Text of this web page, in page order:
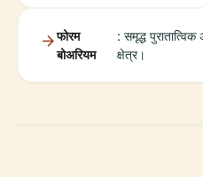
फोरम
बोअरियम
: समृद्ध
क्षेत्र।